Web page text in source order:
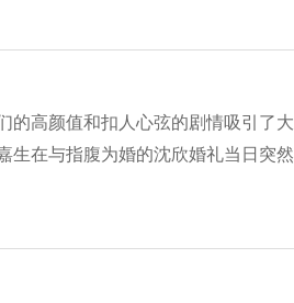
的高颜值和扣人心弦的剧情吸引了大
生在与指腹为婚的沈欣婚礼当日突然